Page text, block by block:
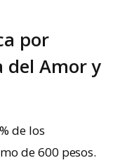
por
del Amor y
de los
de 600 pesos.